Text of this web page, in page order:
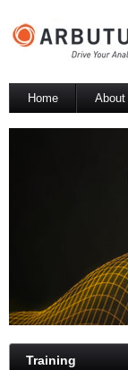
Home About
Training